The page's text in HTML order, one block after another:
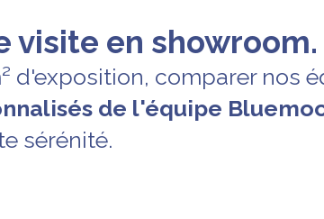
visite en showroom.
d'exposition, comparer nos
de l'équipe
sérénité.